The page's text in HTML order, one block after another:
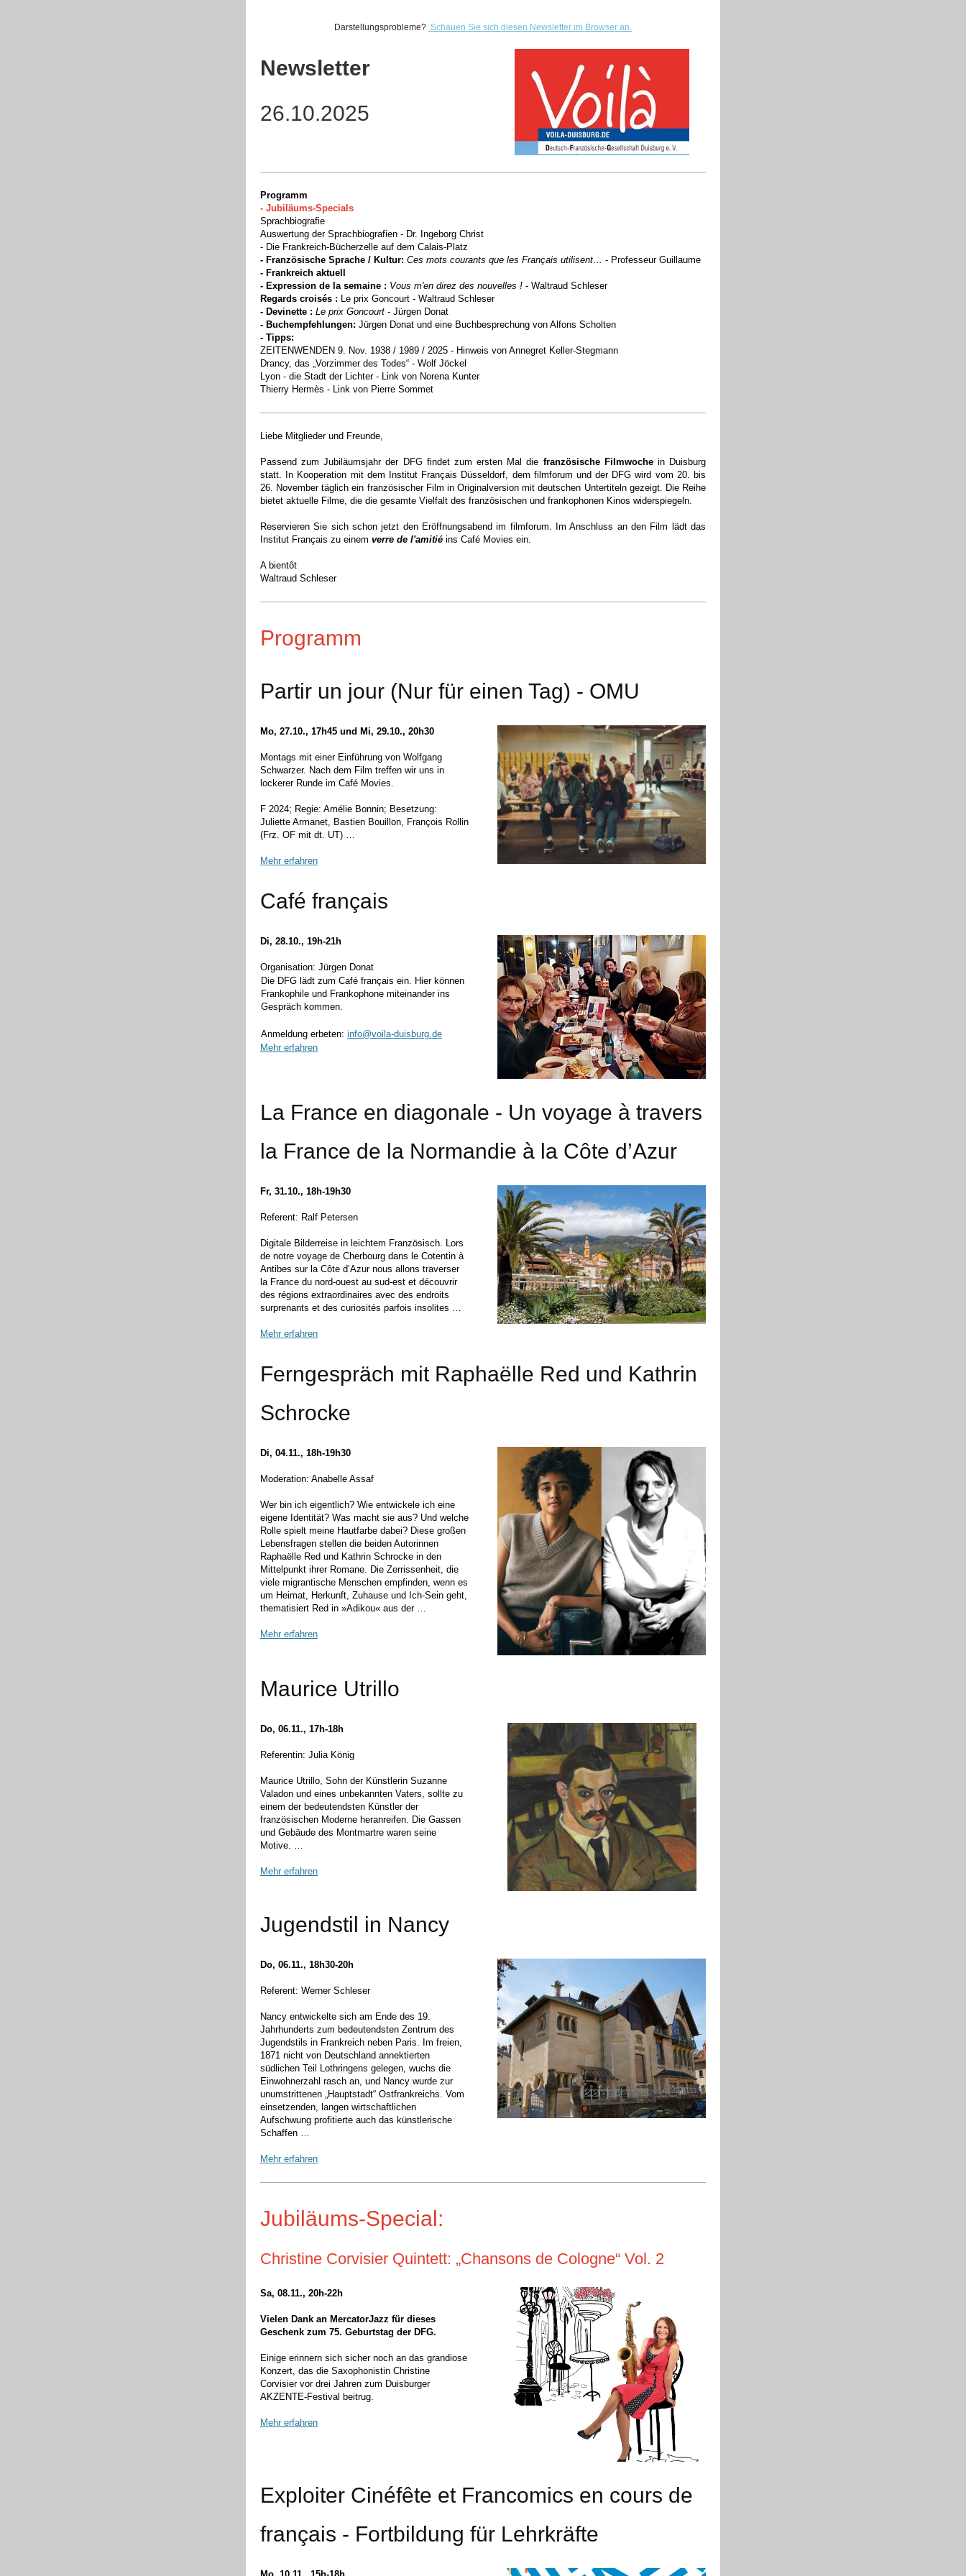
Darstellungsprobleme? .Schauen Sie sich diesen Newsletter im Browser an.
Newsletter
26.10.2025
Programm
- Jubiläums-Specials
Sprachbiografie
Auswertung der Sprachbiografien - Dr. Ingeborg Christ
- Die Frankreich-Bücherzelle auf dem Calais-Platz
- Französische Sprache / Kultur: Ces mots courants que les Français utilisent… - Professeur Guillaume
- Frankreich aktuell
- Expression de la semaine : Vous m'en direz des nouvelles ! - Waltraud Schleser
Regards croisés : Le prix Goncourt - Waltraud Schleser
- Devinette : Le prix Goncourt - Jürgen Donat
- Buchempfehlungen: Jürgen Donat und eine Buchbesprechung von Alfons Scholten
- Tipps:
ZEITENWENDEN 9. Nov. 1938 / 1989 / 2025 - Hinweis von Annegret Keller-Stegmann
Drancy, das „Vorzimmer des Todes“ - Wolf Jöckel
Lyon - die Stadt der Lichter - Link von Norena Kunter
Thierry Hermès - Link von Pierre Sommet
Liebe Mitglieder und Freunde,
Passend zum Jubiläumsjahr der DFG findet zum ersten Mal die französische Filmwochein Duisburg
statt.
In Kooperation mit dem Institut Français Düsseldorf, dem filmforum und der DFG wird vom 20. bis
26. November täglich ein französischer Film in Originalversion mit deutschen Untertiteln gezeigt. Die Reihe
bietet aktuelle Filme, die die gesamte Vielfalt des französischen und frankophonen Kinos widerspiegeln.
Reservieren Sie sich schon jetzt den Eröffnungsabend im filmforum. Im Anschluss an den Film lädt das
Institut Français zu einem verre de l'amitié ins Café Movies ein.
A bientôt
Waltraud Schleser
Programm
Partir un jour (Nur für einen Tag) - OMU
Mo, 27.10., 17h45 und Mi, 29.10., 20h30
Montags mit einer Einführung von Wolfgang
Schwarzer. Nach dem Film treffen wir uns in
lockerer Runde im Café Movies.
F 2024; Regie: Amélie Bonnin; Besetzung:
Juliette Armanet, Bastien Bouillon, François Rollin
(Frz. OF mit dt. UT) …
Mehr erfahren
Café français
Di, 28.10., 19h-21h
Organisation: Jürgen Donat
Die DFG lädt zum Café français ein. Hier können
Frankophile und Frankophone miteinander ins
Gespräch kommen.
Anmeldung erbeten: info@voila-duisburg.de
Mehr erfahren
La France en diagonale - Un voyage à travers
la France de la Normandie à la Côte d’Azur
Fr, 31.10., 18h-19h30
Referent: Ralf Petersen
Digitale Bilderreise in leichtem Französisch. Lors
de notre voyage de Cherbourg dans le Cotentin à
Antibes sur la Côte d’Azur nous allons traverser
la France du nord-ouest au sud-est et découvrir
des régions extraordinaires avec des endroits
surprenants et des curiosités parfois insolites …
Mehr erfahren
Ferngespräch mit Raphaëlle Red und Kathrin
Schrocke
Di, 04.11., 18h-19h30
Moderation: Anabelle Assaf
Wer bin ich eigentlich? Wie entwickele ich eine
eigene Identität? Was macht sie aus? Und welche
Rolle spielt meine Hautfarbe dabei? Diese großen
Lebensfragen stellen die beiden Autorinnen
Raphaëlle Red und Kathrin Schrocke in den
Mittelpunkt ihrer Romane. Die Zerrissenheit, die
viele migrantische Menschen empfinden, wenn es
um Heimat, Herkunft, Zuhause und Ich-Sein geht,
thematisiert Red in »Adikou« aus der …
Mehr erfahren
Maurice Utrillo
Do, 06.11., 17h-18h
Referentin: Julia König
Maurice Utrillo, Sohn der Künstlerin Suzanne
Valadon und eines unbekannten Vaters, sollte zu
einem der bedeutendsten Künstler der
französischen Moderne heranreifen. Die Gassen
und Gebäude des Montmartre waren seine
Motive. …
Mehr erfahren
Jugendstil in Nancy
Do, 06.11., 18h30-20h
Referent: Werner Schleser
Nancy entwickelte sich am Ende des 19.
Jahrhunderts zum bedeutendsten Zentrum des
Jugendstils in Frankreich neben Paris. Im freien,
1871 nicht von Deutschland annektierten
südlichen Teil Lothringens gelegen, wuchs die
Einwohnerzahl rasch an, und Nancy wurde zur
unumstrittenen „Hauptstadt“ Ostfrankreichs. Vom
einsetzenden, langen wirtschaftlichen
Aufschwung profitierte auch das künstlerische
Schaffen …
Mehr erfahren
Jubiläums-Special:
Christine Corvisier Quintett: „Chansons de Cologne“ Vol. 2
Sa, 08.11., 20h-22h
Vielen Dank an MercatorJazz für dieses
Geschenk zum 75. Geburtstag der DFG.
Einige erinnern sich sicher noch an das grandiose
Konzert, das die Saxophonistin Christine
Corvisier vor drei Jahren zum Duisburger
AKZENTE-Festival beitrug.
Mehr erfahren
Exploiter Cinéfête et Francomics en cours de
français - Fortbildung für Lehrkräfte